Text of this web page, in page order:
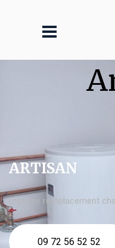
ARTISAN
urgence remplacement
09 72 56 52 52